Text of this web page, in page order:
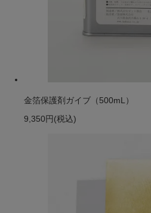
金箔保護剤ガイブ（500mL）
9,350円 (税込)